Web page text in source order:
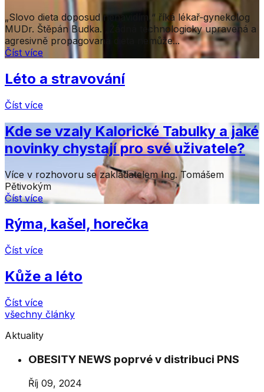
„Slovo dieta doposud nenávidím,“ říká lékař‑gynekolog
MUDr. Štěpán Budka. „Žádná technologicky upravená a
agresivně propagovaná dieta nemůže...
Číst více
Léto a stravování
Číst více
Kde se vzaly Kalorické Tabulky a jaké
novinky chystají pro své uživatele?
Více v rozhovoru se zakladatelem Ing. Tomášem
Pětivokým
Číst více
Rýma, kašel, horečka
Číst více
Kůže a léto
Číst více
všechny články
Aktuality
OBESITY NEWS poprvé v distribuci PNS
Říj 09, 2024